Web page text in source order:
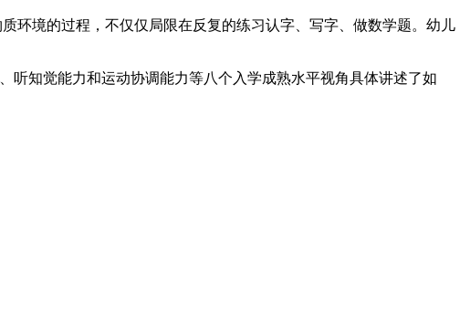
环境的过程，不仅仅局限在反复的练习认字、写字、做数学题。幼儿
听知觉能力和运动协调能力等八个入学成熟水平视角具体讲述了如